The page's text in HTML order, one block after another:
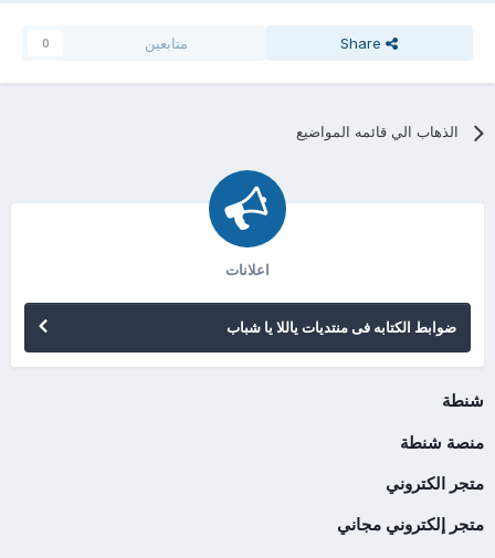
Share متابعين 0
الذهاب الي قائمه المواضيع
اعلانات
ضوابط الكتابه فى منتديات ياللا يا شباب
شنطة
منصة شنطة
متجر الكتروني
متجر إلكتروني مجاني